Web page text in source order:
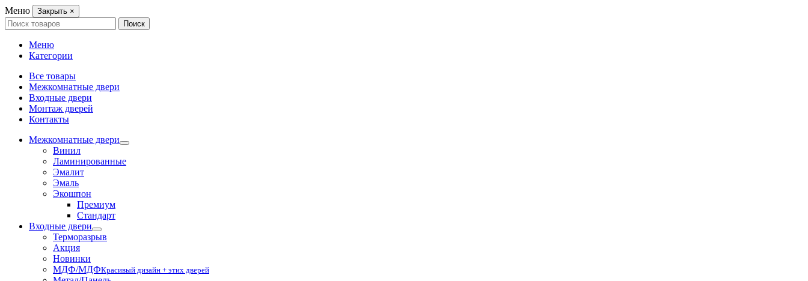
Меню Закрыть ×
Search
for:
Поиск
Меню
Категории
Все товары
Межкомнатные двери
Входные двери
Монтаж дверей
Контакты
Межкомнатные двери
Винил
Ламинированные
Эмалит
Эмаль
Экошпон
Премиум
Стандарт
Входные двери
Терморазрыв
Акция
Новинки
МДФ/МДФКрасивый дизайн + этих дверей